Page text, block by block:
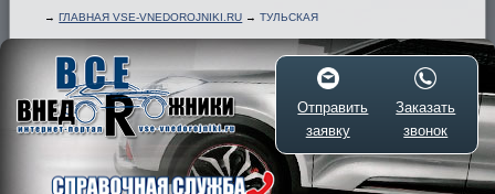
→ГЛАВНАЯ VSE-VNEDOROJNIKI.RU →ТУЛЬСКАЯ
Отправить
заявку
Заказать
звонок